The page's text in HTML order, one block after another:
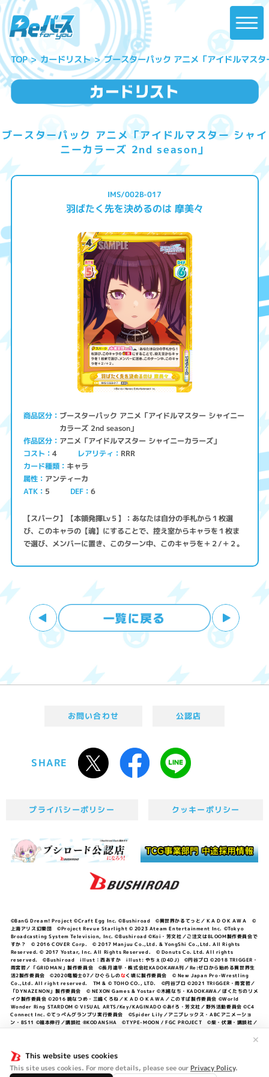
This website uses cookies
This site uses cookies. For more details, please see our Privacy Policy.
✕
TOP カードリスト ブースターパック アニメ「アイドルマス
ブースターパック アニメ「アイドルマスター シャイ
ニーカラーズ 2nd season」
IMS/002B-017
羽ばたく先を決めるのは 摩美々
商品区分 ブースターパック アニメ「アイドルマスター シャイニー
カラーズ 2nd season」
作品区分 アニメ「アイドルマスター シャイニーカラーズ」
コスト 4 レアリティ RRR
カード種類 キャラ
属性 アンティーカ
ATK 5 DEF 6
【スパーク】【本領発揮Lv５】：あなたは自分の手札から１枚選
び、このキャラの【魂】にすることで、控え室からキャラを１枚ま
で選び、メンバーに置き、このターン中、このキャラを＋２/＋２。
お問い合わせ 公認店
SHARE
プライバシーポリシー クッキーポリシー
©BanG Dream! Project ©Craft Egg Inc. ©Bushiroad ©異世界かるてっと／ＫＡＤＯＫＡＷＡ ©
上海アリス幻樂団 ©Project Revue Starlight © 2023 Ateam Entertainment Inc. ©Tokyo
Broadcasting System Television, Inc. ©Bushiroad ©Koi・芳文社／ご注文はBLOOM製作委員会で
すか？ © 2016 COVER Corp. © 2017 Manjuu Co.,Ltd. & YongShi Co.,Ltd. All Rights
Reserved. © 2017 Yostar, Inc. All Rights Reserved. © Donuts Co. Ltd. All rights
reserved. ©Bushiroad illust：西あすか illust: やちぇ(D4DJ) ©円谷プロ ©2018 TRIGGER・
雨宮哲／「GRIDMAN」製作委員会 ©長月達平・株式会社KADOKAWA刊／Re:ゼロから始める異世界生
活2製作委員会 ©2020竜騎士07／ひぐらしのなく頃に製作委員会 © New Japan Pro-Wrestling
Co.,Ltd. All right reserved. TM & © TOHO CO., LTD. ©円谷プロ ©2021 TRIGGER・雨宮哲／
「DYNAZENON」製作委員会 © NEXON Games & Yostar ©木緒なち・KADOKAWA／ぼくたちのリメ
イク製作委員会 ©2016 暁なつめ・三嶋くろね／ＫＡＤＯＫＡＷＡ／このすば製作委員会 ©World
Wonder Ring STARDOM © VISUAL ARTS/Key/KAGINADO ©あfろ・芳文社／野外活動委員会 ©C4
Connect Inc. ©てっぺんグランプリ実行委員会 ©Spider Lily／アニプレックス・ABCアニメーショ
ン・BS11 ©福本伸行／講談社 ®KODANSHA ©TYPE-MOON / FGC PROJECT ©柴・伏瀬・講談社／
©中村力斗・野澤ゆき子／集英社・君のことが大大大大大好きな製作委員会 ©IIS-P／ぽんのみち製作委
員会 ©円谷プロ ©2023 TRIGGER・雨宮哲／「劇場版グリッドマンユニバース」製作委員会 © NEXON
Games／アビドス商店街 ©プロジェクトラブライブ！蓮ノ空女学院スクールアイドルクラブ ©「勇気爆